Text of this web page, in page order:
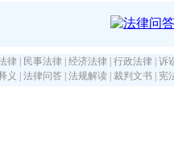
律 民事法律 经济法律 行政法律 诉
义 法律问答 法规解读 裁判文书 宪